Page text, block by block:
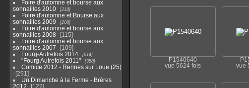
Foire d'automne et bourse aux
sonnailles 2010
218
Foire d'automne et Bourse aux
sonnailles 2009
208
Foire d'automne et bourse aux
sonnailles 2008
115
Foire d'automne et bourse aux
sonnailles 2007
109
Fourg-Autrefois 2014
614
"Fourg Autrefois 2011" 358
Comice 2012 - Rennes sur Loue (25)
291
Un Dimanche à la Ferme - Brères
2012
122
P1540640
vue 5624 fois
vue